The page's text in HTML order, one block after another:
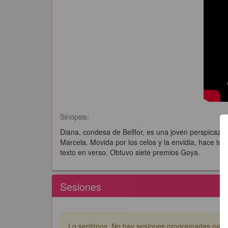
Sinopsis:
Diana, condesa de Belflor, es una joven
Marcela. Movida por los celos y la envidia, hace
texto en verso. Obtuvo siete premios Goya.
Sesiones
Lo sentimos. No hay sesiones programadas para